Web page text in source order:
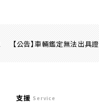
【公告】車輛鑑定無法出具
支援 Service